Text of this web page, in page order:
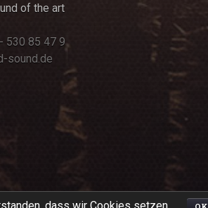
of the art
530 85 47 9
sound.de